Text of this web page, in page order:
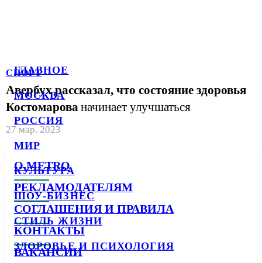
ГЛАВНОЕ
МОСКВА
РОССИЯ
МИР
КУЛЬТУРА
ШОУ-БИЗНЕС
СТИЛЬ ЖИЗНИ
ЗДОРОВЬЕ И ПСИХОЛОГИЯ
СПОРТ
Авербух рассказал, что состояние здоровья
Костомарова начинает улучшаться
27 мар. 2023
О METRO
РЕКЛАМОДАТЕЛЯМ
СОГЛАШЕНИЯ И ПРАВИЛА
КОНТАКТЫ
ВАКАНСИИ